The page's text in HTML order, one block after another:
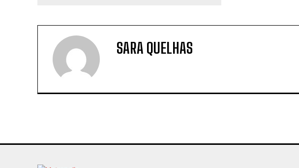
SARA QUELHAS